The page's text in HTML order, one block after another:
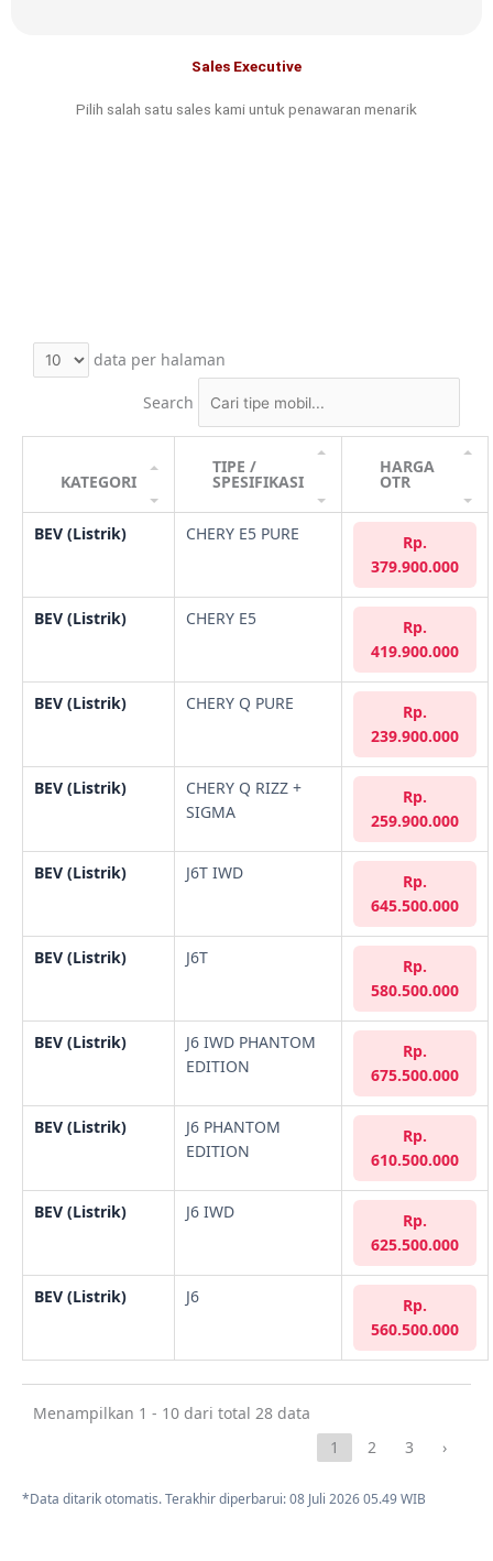
Sales Executive
Pilih salah satu sales kami untuk penawaran menarik
data per halaman
Search
KATEGORI
TIPE /
SPESIFIKASI
HARGA
OTR
BEV (Listrik) CHERY E5 PURE
Rp.
379.900.000
BEV (Listrik) CHERY E5
Rp.
419.900.000
BEV (Listrik) CHERY Q PURE
Rp.
239.900.000
BEV (Listrik)
CHERY Q RIZZ +
SIGMA
Rp.
259.900.000
BEV (Listrik) J6T IWD
Rp.
645.500.000
BEV (Listrik) J6T
Rp.
580.500.000
BEV (Listrik)
J6 IWD PHANTOM
EDITION
Rp.
675.500.000
BEV (Listrik)
J6 PHANTOM
EDITION
Rp.
610.500.000
BEV (Listrik) J6 IWD
Rp.
625.500.000
BEV (Listrik) J6
Rp.
560.500.000
Menampilkan 1 - 10 dari total 28 data
1
2 3 ›
*Data ditarik otomatis. Terakhir diperbarui: 08 Juli 2026 05.49 WIB